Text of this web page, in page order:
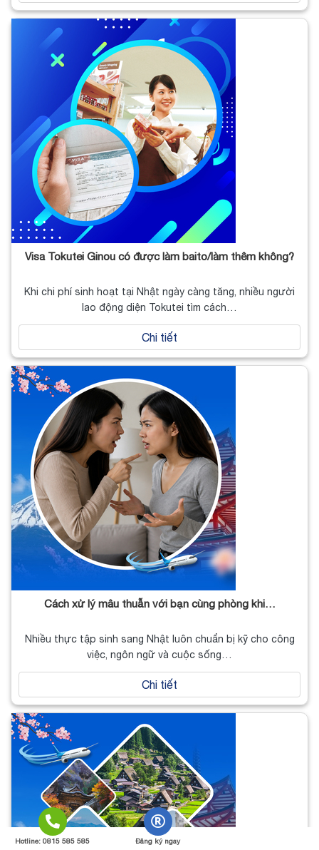
Visa Tokutei Ginou có được làm baito/làm thêm không?
Khi chi phí sinh hoạt tại Nhật ngày càng tăng, nhiều người
lao động diện Tokutei tìm cách…
Chi tiết
Cách xử lý mâu thuẫn với bạn cùng phòng khi…
Nhiều thực tập sinh sang Nhật luôn chuẩn bị kỹ cho công
việc, ngôn ngữ và cuộc sống…
Chi tiết
Hotline: 0815 585 585 Đăng ký ngay